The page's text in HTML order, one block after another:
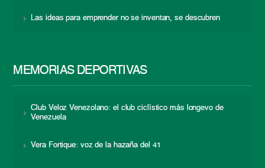
Las ideas para emprender no se inventan, se descubren
MEMORIAS DEPORTIVAS
Club Veloz Venezolano: el club ciclístico más longevo de
Venezuela
Vera Fortique: voz de la hazaña del 41